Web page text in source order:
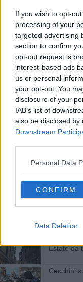
If you wish to opt-
processing of your
targeted advertising
section to confirm
opt-out request is
interest-based ads
us or personal
your opt-out. You
disclosure of your
IAB’s list of
also be disclosed
Downstream
Personal Data
CONFIRM
Data Deletion
​“Il
Scuola e
assunzioni
"Troppi
Rischio
Il Mibac
Il Mibac
Covid,
Serve un
Estate da
Cecchini